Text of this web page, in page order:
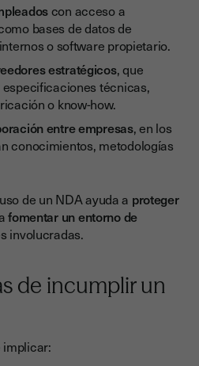
con acceso a
bases de datos de
o software propietario.
estratégicos, que
técnicas,
o know-how.
entre empresas, en los
conocimientos, metodologías
de un NDA ayuda a proteger
fomentar un entorno de
involucradas.
de incumplir un
implicar: